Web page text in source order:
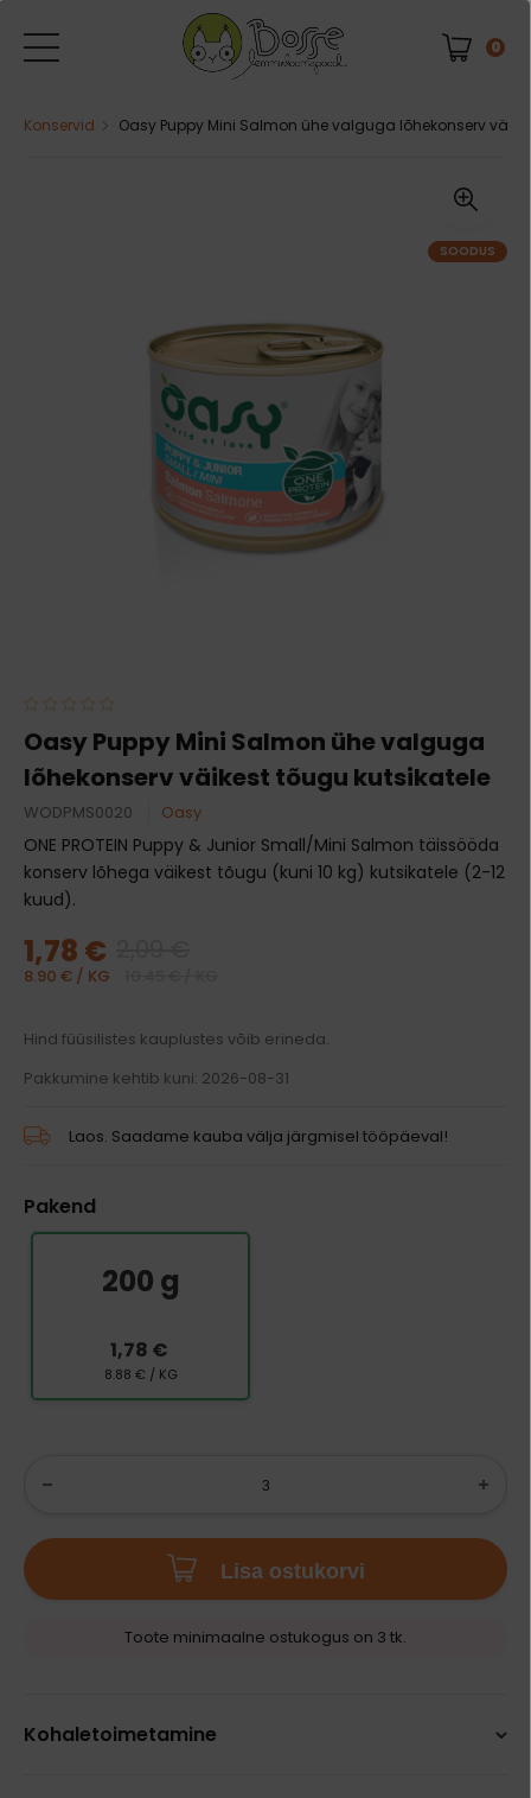
0
Konservid Oasy Puppy Mini Salmon ühe valguga lõhekonserv
SOODUS
Oasy Puppy Mini Salmon ühe valguga
lõhekonserv väikest tõugu kutsikatele
WODPMS0020 Oasy
ONE PROTEIN Puppy & Junior Small/Mini Salmon täissööda
konserv lõhega väikest tõugu (kuni 10 kg) kutsikatele (2-12
kuud).
1,78 €
8.90 € / KG
Hind füüsilistes kauplustes võib erineda.
Pakkumine kehtib kuni: 2026-08-31
Laos. Saadame kauba välja järgmisel tööpäeval!
Pakend
200 g
1,78 €
8.88 € / KG
Lisa ostukorvi
Toote minimaalne ostukogus on 3 tk.
Kohaletoimetamine